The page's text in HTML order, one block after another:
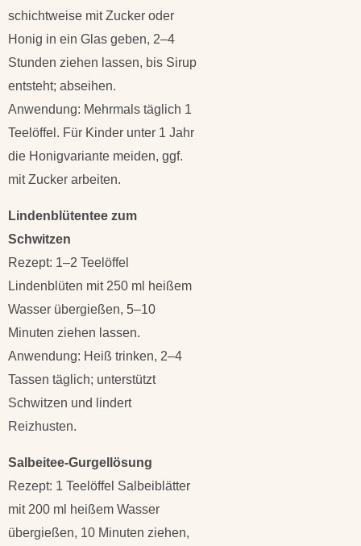
schichtweise mit Zucker oder
Honig in ein Glas geben, 2–4
Stunden ziehen lassen, bis Sirup
entsteht; abseihen.
Anwendung: Mehrmals täglich 1
Teelöffel. Für Kinder unter 1 Jahr
die Honigvariante meiden, ggf.
mit Zucker arbeiten.
Lindenblütentee zum
Schwitzen
Rezept: 1–2 Teelöffel
Lindenblüten mit 250 ml heißem
Wasser übergießen, 5–10
Minuten ziehen lassen.
Anwendung: Heiß trinken, 2–4
Tassen täglich; unterstützt
Schwitzen und lindert
Reizhusten.
Salbeitee-Gurgellösung
Rezept: 1 Teelöffel Salbeiblätter
mit 200 ml heißem Wasser
übergießen, 10 Minuten ziehen,